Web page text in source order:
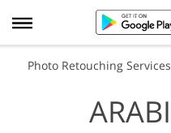
Photo Retouching Services